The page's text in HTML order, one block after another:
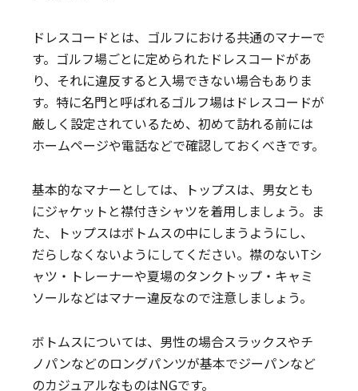
ドレスコードとは、ゴルフにおける共通のマナーで
す。ゴルフ場ごとに定められたドレスコードがあ
り、それに違反すると入場できない場合もありま
す。特に名門と呼ばれるゴルフ場はドレスコードが
厳しく設定されているため、初めて訪れる前には
ホームページや電話などで確認しておくべきです。
基本的なマナーとしては、トップスは、男女とも
にジャケットと襟付きシャツを着用しましょう。ま
た、トップスはボトムスの中にしまうようにし、
だらしなくないようにしてください。襟のないTシ
ャツ・トレーナーや夏場のタンクトップ・キャミ
ソールなどはマナー違反なので注意しましょう。
ボトムスについては、男性の場合スラックスやチ
ノパンなどのロングパンツが基本でジーパンなど
のカジュアルなものはNGです。